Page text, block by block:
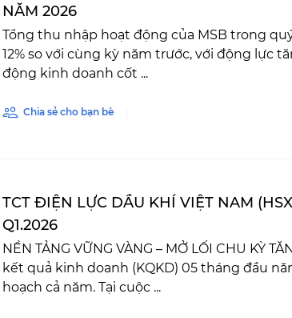
NĂM 2026
Tổng thu nhập hoạt động của MSB trong
12% so với cùng kỳ năm trước, với động lực
động kinh doanh cốt ...
Chia sẻ cho bạn bè
TCT ĐIỆN LỰC DẦU KHÍ VIỆT NAM
Q1.2026
NỀN TẢNG VỮNG VÀNG – MỞ LỐI CHU KỲ
kết quả kinh doanh (KQKD) 05 tháng đầu
hoạch cả năm. Tại cuộc ...